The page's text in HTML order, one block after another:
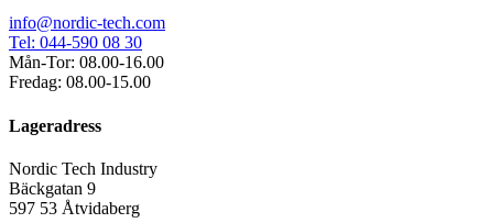
info@nordic-tech.com
Tel: 044-590 08 30
Mån-Tor: 08.00-16.00
Fredag: 08.00-15.00
Lageradress
Nordic Tech Industry
Bäckgatan 9
597 53 Åtvidaberg